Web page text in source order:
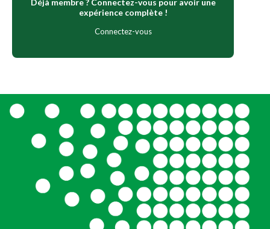
Déjà membre ? Connectez-vous pour avoir une
expérience complète !
Connectez-vous